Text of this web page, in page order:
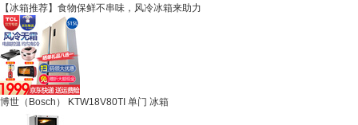
【冰箱推荐】食物保鲜不串味，风冷冰箱来助力
博世（Bosch） KTW18V80TI 单门 冰箱